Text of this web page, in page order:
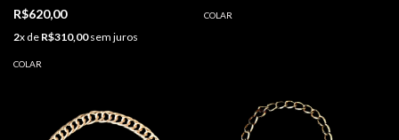
R$620,00
2x de R$310,00sem juros
COLAR
COLAR